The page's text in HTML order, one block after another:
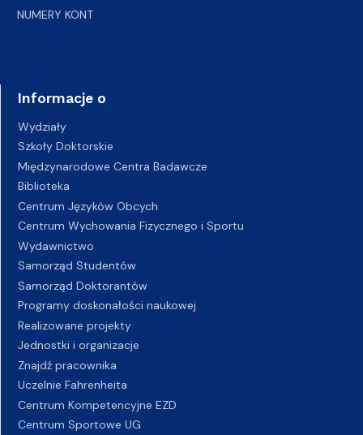
NUMERY KONT
Informacje o
Wydziały
Szkoły Doktorskie
Międzynarodowe Centra Badawcze
Biblioteka
Centrum Języków Obcych
Centrum Wychowania Fizycznego i Sportu
Wydawnictwo
Samorząd Studentów
Samorząd Doktorantów
Programy doskonałości naukowej
Realizowane projekty
Jednostki i organizacje
Znajdź pracownika
Uczelnie Fahrenheita
Centrum Kompetencyjne EZD
Centrum Sportowe UG